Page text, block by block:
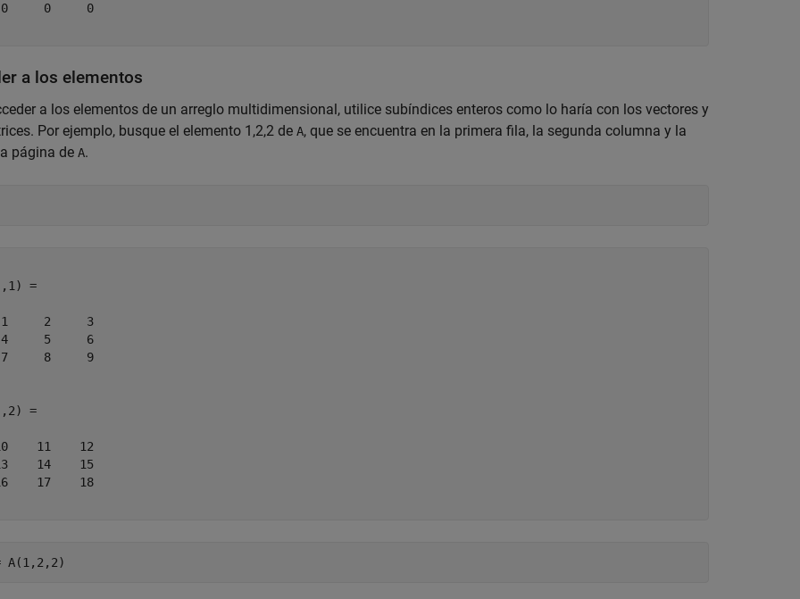
0     0
a los elementos
a los elementos de un arreglo multidimensional, utilice subíndices enteros como lo haría con los vectores y
Por ejemplo, busque el elemento 1,2,2 de A, que se encuentra en la primera fila, la segunda columna y la
página de A.
=
2     3
5     6
8     9
=
11    12
14    15
17    18
A(1,2,2)